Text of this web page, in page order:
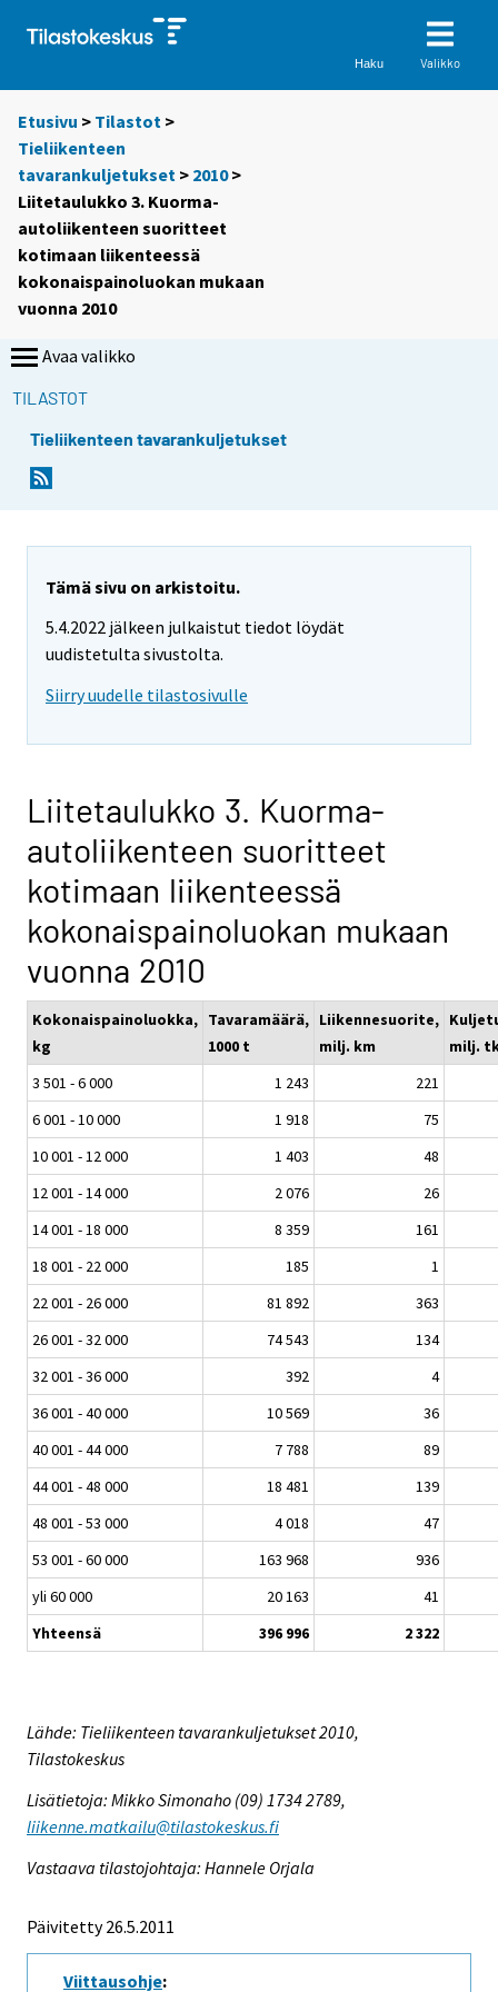
Haku Valikko
Etusivu > Tilastot >
Tieliikenteen
tavarankuljetukset > 2010>
Liitetaulukko 3. Kuorma-
autoliikenteen suoritteet
kotimaan liikenteessä
kokonaispainoluokan mukaan
vuonna 2010
Avaa valikko
TILASTOT
Tieliikenteen tavarankuljetukset
Tämä sivu on arkistoitu.
5.4.2022 jälkeen julkaistut tiedot löydät
uudistetulta sivustolta.
Siirry uudelle tilastosivulle
Liitetaulukko 3. Kuorma-
autoliikenteen suoritteet
kotimaan liikenteessä
kokonaispainoluokan mukaan
vuonna 2010
Kokonaispainoluokka,
kg
Tavaramäärä,
1000 t
Liikennesuorite,
milj. km
milj.
3 501 - 6 000
1 243
221
6 001 - 10 000
1 918
75
10 001 - 12 000
1 403
48
12 001 - 14 000
2 076
26
14 001 - 18 000
8 359
161
18 001 - 22 000
185
1
22 001 - 26 000
81 892
363
26 001 - 32 000
74 543
134
32 001 - 36 000
392
4
36 001 - 40 000
10 569
36
40 001 - 44 000
7 788
89
44 001 - 48 000
18 481
139
48 001 - 53 000
4 018
47
53 001 - 60 000
163 968
936
yli 60 000
20 163
41
Yhteensä
396 996 2 322
Lähde: Tieliikenteen tavarankuljetukset 2010,
Tilastokeskus
Lisätietoja: Mikko Simonaho (09) 1734 2789,
liikenne.matkailu@tilastokeskus.fi
Vastaava tilastojohtaja: Hannele Orjala
Päivitetty 26.5.2011
Viittausohje: